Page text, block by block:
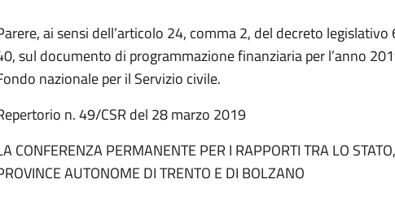
ai sensi dell’articolo 24, comma 2, del decreto
sul documento di programmazione finanziaria per l’anno
nazionale per il Servizio civile.
n. 49/CSR del 28 marzo 2019
CONFERENZA PERMANENTE PER I RAPPORTI TRA LO
AUTONOME DI TRENTO E DI BOLZANO